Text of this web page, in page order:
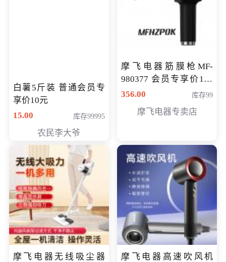
白薯5斤装 普通会员专
享价10元
15.00
库存99995
农民李大爷
摩飞电器筋膜枪MF-
980377 会员专享价199
元
356.00 库存99
摩飞电器专卖店
摩飞电器无线吸尘器
摩飞电器高速吹风机